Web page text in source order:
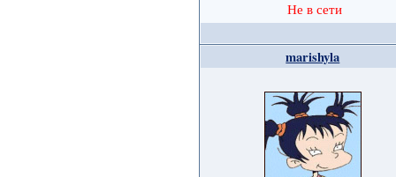
Не в сети
marishyla